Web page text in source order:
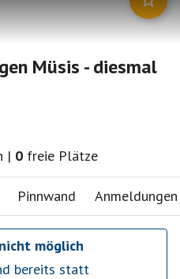
Müsis - diesmal
| 0 freie Plätze
Pinnwand Anmeldungen
möglich
bereits statt